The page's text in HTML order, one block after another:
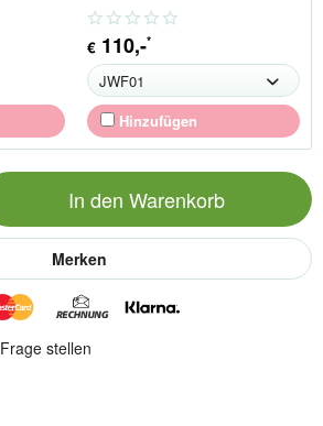
€ 110,-*
Hinzufügen
In den Warenkorb
Merken
Frage stellen